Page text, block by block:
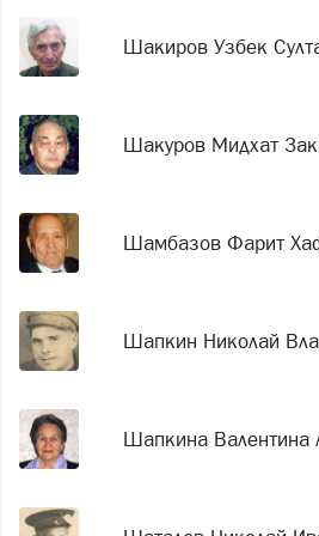
Шакиров Узбек
Шакуров Мидхат
Шамбазов Фарит
Шапкин Николай
Шапкина Валентина